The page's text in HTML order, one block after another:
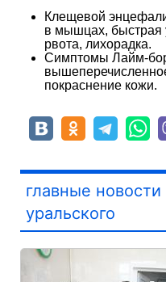
Клещевой
в мышцах, быстрая
рвота, лихорадка.
Симптомы Лайм-
покраснение кожи.
главные
уральского